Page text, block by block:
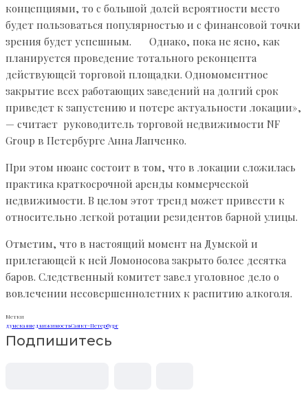
концепциями, то с большой долей вероятности место
будет пользоваться популярностью и с финансовой точки
зрения будет успешным.⁣⁣⠀⁣⁣⠀ Однако, пока не ясно, как
планируется проведение тотального реконцепта
действующей торговой площадки. Одномоментное
закрытие всех работающих заведений на долгий срок
приведет к запустению и потере актуальности локации»,
— считает руководитель торговой недвижимости NF
Group⁣⁣ в Петербурге Анна Лапченко.
При этом нюанс состоит в том, что в локации сложилась
практика краткосрочной аренды коммерческой
недвижимости. В целом этот тренд может привести к
относительно легкой ротации резидентов барной улицы.
Отметим, что в настоящий момент на Думской и
прилегающей к ней Ломоносова закрыто более десятка
баров. Следственный комитет завел уголовное дело о
вовлечении несовершеннолетних к распитию алкоголя.
Метки
думскаянедвижимостьСанкт-Петербург
Подпишитесь